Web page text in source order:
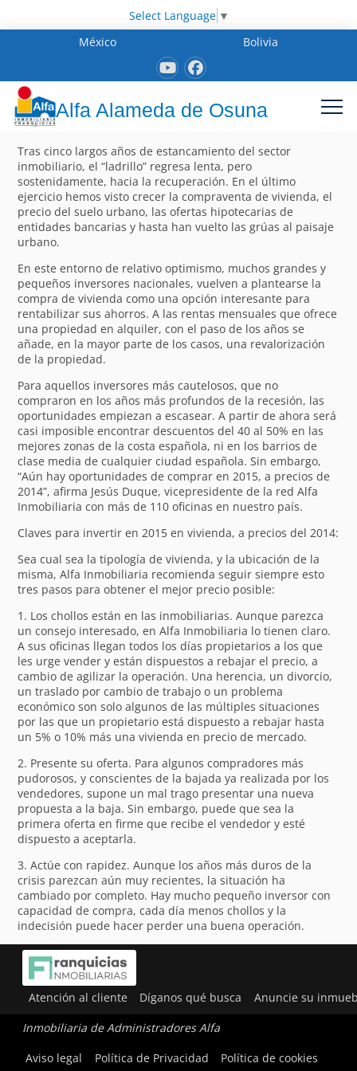
Select Language ▼
México
Bolivia
Alfa Alameda de Osuna
Tras cinco largos años de estancamiento del sector
inmobiliario, el “ladrillo” regresa lenta, pero
sostenidamente, hacia la recuperación. En el último
ejercicio hemos visto crecer la compraventa de vivienda, el
precio del suelo urbano, las ofertas hipotecarias de
entidades bancarias y hasta han vuelto las grúas al paisaje
urbano.
En este entorno de relativo optimismo, muchos grandes y
pequeños inversores nacionales, vuelven a plantearse la
compra de vivienda como una opción interesante para
rentabilizar sus ahorros. A las rentas mensuales que ofrece
una propiedad en alquiler, con el paso de los años se
añade, en la mayor parte de los casos, una revalorización
de la propiedad.
Para aquellos inversores más cautelosos, que no
compraron en los años más profundos de la recesión, las
oportunidades empiezan a escasear. A partir de ahora será
casi imposible encontrar descuentos del 40 al 50% en las
mejores zonas de la costa española, ni en los barrios de
clase media de cualquier ciudad española. Sin embargo,
“Aún hay oportunidades de comprar en 2015, a precios de
2014”, afirma Jesús Duque, vicepresidente de la red Alfa
Inmobiliaria con más de 110 oficinas en nuestro país.
Claves para invertir en 2015 en vivienda, a precios del 2014:
Sea cual sea la tipología de vivienda, y la ubicación de la
misma, Alfa Inmobiliaria recomienda seguir siempre esto
tres pasos para obtener el mejor precio posible:
1. Los chollos están en las inmobiliarias. Aunque parezca
un consejo interesado, en Alfa Inmobiliaria lo tienen claro.
A sus oficinas llegan todos los días propietarios a los que
les urge vender y están dispuestos a rebajar el precio, a
cambio de agilizar la operación. Una herencia, un divorcio,
un traslado por cambio de trabajo o un problema
económico son solo algunos de las múltiples situaciones
por las que un propietario está dispuesto a rebajar hasta
un 5% o 10% más una vivienda en precio de mercado.
2. Presente su oferta. Para algunos compradores más
pudorosos, y conscientes de la bajada ya realizada por los
vendedores, supone un mal trago presentar una nueva
propuesta a la baja. Sin embargo, puede que sea la
primera oferta en firme que recibe el vendedor y esté
dispuesto a aceptarla.
3. Actúe con rapidez. Aunque los años más duros de la
crisis parezcan aún muy recientes, la situación ha
cambiado por completo. Hay mucho pequeño inversor con
capacidad de compra, cada día menos chollos y la
indecisión puede hacer perder una buena operación.
Atención al cliente Díganos qué busca Anuncie su
Inmobiliaria de Administradores Alfa
Aviso legal
Política de Privacidad Política de cookies
Utilizamos cookies para ofrecerte la mejor experiencia en